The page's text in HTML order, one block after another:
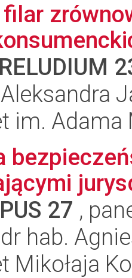
filar
im.
27 ,
hab.
Mikołaja